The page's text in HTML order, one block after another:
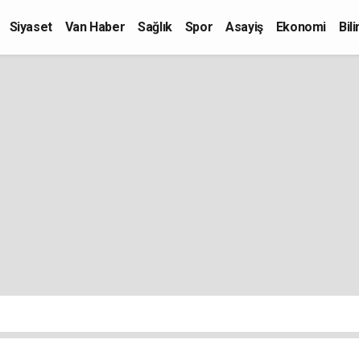
Siyaset Van Haber Sağlık Spor Asayiş Ekonomi